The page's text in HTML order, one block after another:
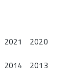
2021
2020
2014
2013